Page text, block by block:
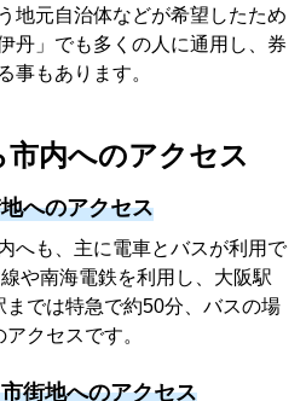
地元自治体などが希望したため
丹」でも多くの人に通用し、券
事もあります。
内へのアクセス
へのアクセス
へも、主に電車とバスが利用で
や南海電鉄を利用し、大阪駅
までは特急で約50分、バスの場
クセスです。
街地へのアクセス